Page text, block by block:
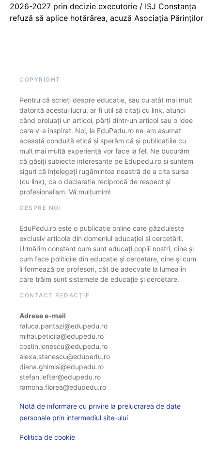
2026-2027 prin decizie executorie / ISJ Constanța
refuză să aplice hotărârea, acuză Asociația Părinților
COPYRIGHT
Pentru că scrieți despre educație, sau cu atât mai mult
datorită acestui lucru, ar fi util să citați cu link, atunci
când preluați un articol, părți dintr-un articol sau o idee
care v-a inspirat. Noi, la EduPedu.ro ne-am asumat
această conduită etică și sperăm că și publicațiile cu
mult mai multă experiență vor face la fel. Ne bucurăm
că găsiți subiecte interesante pe Edupedu.ro și suntem
siguri că înțelegeți rugămintea noastră de a cita sursa
(cu link), ca o declarație reciprocă de respect și
profesionalism. Vă mulțumim!
DESPRE NOI
EduPedu.ro este o publicație online care găzduiește
exclusiv articole din domeniul educației și cercetării.
Urmărim constant cum sunt educați copiii noștri, cine și
cum face politicile din educație și cercetare, cine și cum
îi formează pe profesori, cât de adecvate la lumea în
care trăim sunt sistemele de educație și cercetare.
CONTACT REDACȚIE
Adrese e-mail
raluca.pantazi@edupedu.ro
mihai.peticila@edupedu.ro
costin.ionescu@edupedu.ro
alexa.stanescu@edupedu.ro
diana.ghimisi@edupedu.ro
stefan.lefter@edupedu.ro
ramona.florea@edupedu.ro
Notă de informare cu privire la prelucrarea de date
personale prin intermediul site-ului
Politica de cookie